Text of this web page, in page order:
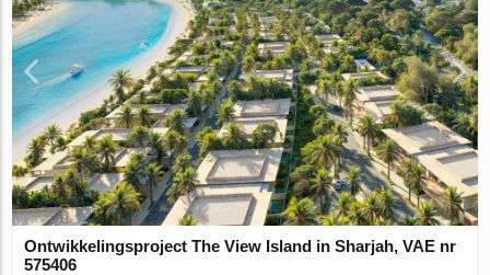
Ontwikkelingsproject The View Island in Sharjah, VAE nr
575406